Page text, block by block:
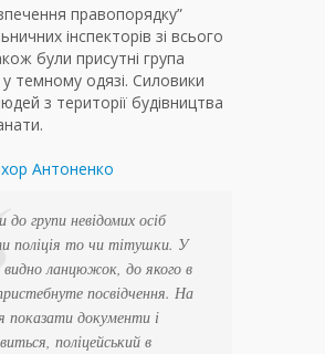
правопорядку”
інспекторів зі всього
були присутні група
темному одязі. Силовики
з території будівництва
Антоненко
до групи невідомих осіб
поліція то чи тітушки. У
видно ланцюжок, до якого в
посвідчення. На
показати документи і
поліцейський в